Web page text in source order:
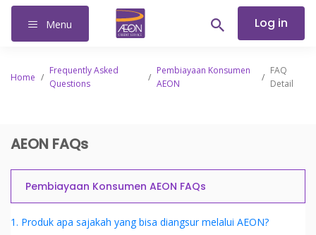
Log in
Menu
Home /
Frequently Asked
Questions
/
Pembiayaan Konsumen
AEON
/
FAQ
Detail
AEON FAQs
Pembiayaan Konsumen AEON FAQs
1. Produk apa sajakah yang bisa diangsur melalui AEON?